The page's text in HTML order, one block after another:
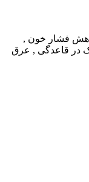
فشار خون ,
در قاعدگی , عرق